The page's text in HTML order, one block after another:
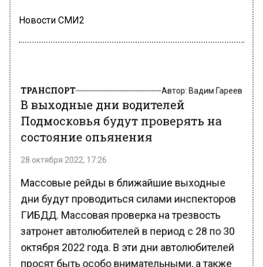
Новости СМИ2
В выходные дни водителей
Подмосковья будут проверять на
состояние опьянения
Массовые рейды в ближайшие выходные
дни будут проводиться силами инспекторов
ГИБДД. Массовая проверка на трезвость
затронет автолюбителей в период с 28 по 30
октября 2022 года. В эти дни автолюбителей
просят быть особо внимательными, а также